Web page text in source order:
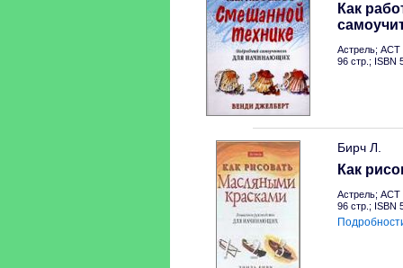
Как
Астрель; АСТ
96 стр.; ISBN
Бирч Л.
Как
Астрель; АСТ
96 стр.; ISBN